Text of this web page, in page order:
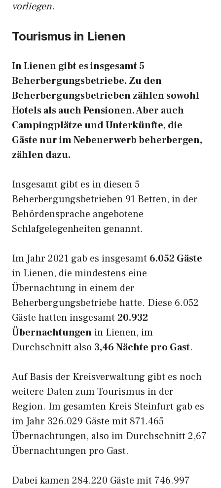
vorliegen.
Tourismus in Lienen
In Lienen gibt es insgesamt 5
Beherbergungsbetriebe. Zu den
Beherbergungsbetrieben zählen sowohl
Hotels als auch Pensionen. Aber auch
Campingplätze und Unterkünfte, die
Gäste nur im Nebenerwerb beherbergen,
zählen dazu.
Insgesamt gibt es in diesen 5
Beherbergungsbetrieben 91 Betten, in der
Behördensprache angebotene
Schlafgelegenheiten genannt.
Im Jahr 2021 gab es insgesamt 6.052 Gäste
in Lienen, die mindestens eine
Übernachtung in einem der
Beherbergungsbetriebe hatte. Diese 6.052
Gäste hatten insgesamt 20.932
Übernachtungen in Lienen, im
Durchschnitt also 3,46 Nächte pro Gast.
Auf Basis der Kreisverwaltung gibt es noch
weitere Daten zum Tourismus in der
Region. Im gesamten Kreis Steinfurt gab es
im Jahr 326.029 Gäste mit 871.465
Übernachtungen, also im Durchschnitt 2,67
Übernachtungen pro Gast.
Dabei kamen 284.220 Gäste mit 746.997